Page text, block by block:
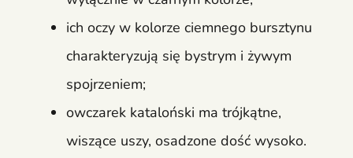
ich oczy w kolorze ciemnego bursztynu
charakteryzują się bystrym i żywym
spojrzeniem;
owczarek kataloński ma trójkątne,
wiszące uszy, osadzone dość wysoko.